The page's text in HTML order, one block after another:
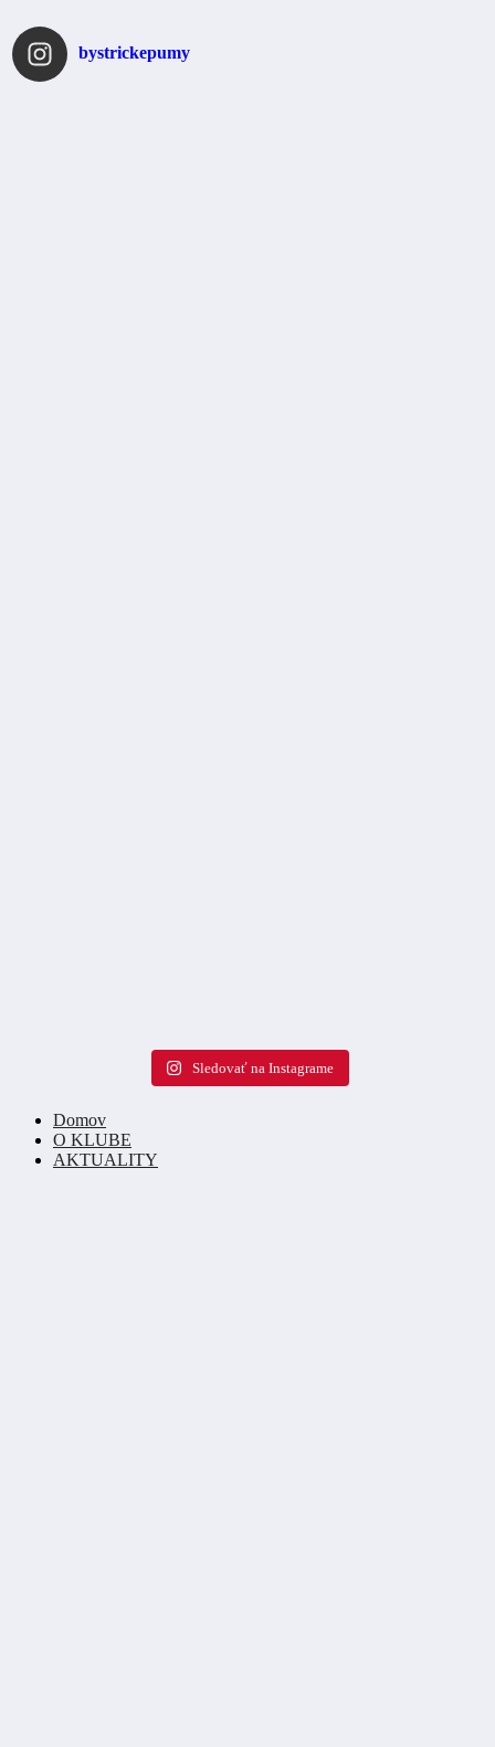
bystrickepumy
Sledovať na Instagrame
Domov
O KLUBE
AKTUALITY